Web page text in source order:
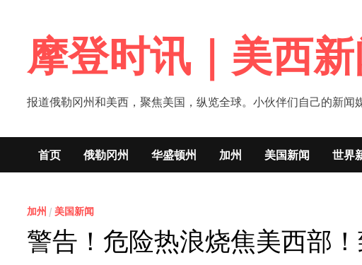
content摩登时讯｜美西
报道俄勒冈州和美西，聚焦美国，纵览全球。小伙伴们自己的新闻
首页 俄勒冈州 华盛顿州 加州 美国新闻 世界
加州 /美国新闻
警告！危险热浪烧焦美西部